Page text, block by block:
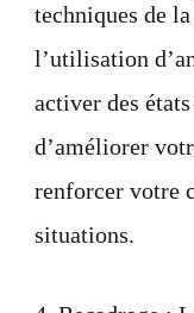
techniques de
l’utilisation
activer des
d’améliorer
renforcer votre
situations.